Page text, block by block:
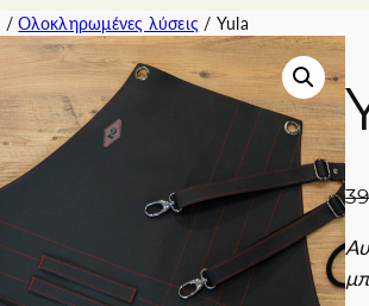
Barista
Bartender / Barman
Σερβιτόρος
Σεφ
/Ολοκληρωμένες λύσεις / Yula